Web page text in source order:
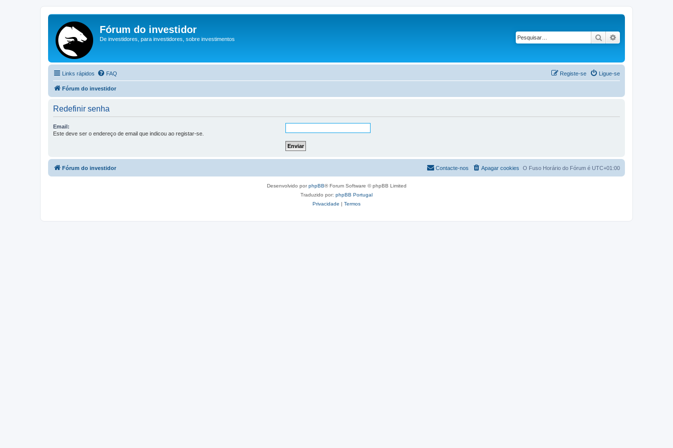
Fórum do investidor
De investidores, para investidores, sobre investimentos Pesquisar
Links rápidos FAQ Ligue-se
Registe-se
Fórum do investidor
Redefinir senha
Email:
Este deve ser o endereço de email que indicou ao registar-se.
Fórum do investidor O Fuso Horário do Fórum é UTC+01:00
Apagar cookies
Contacte-nos
Desenvolvido porphpBB® Forum Software © phpBB Limited
Traduzido por: phpBB Portugal
Privacidade | Termos